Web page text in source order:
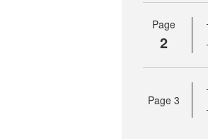
Page
2
Page 3